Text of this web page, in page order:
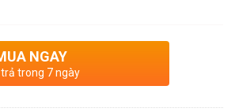
NGAY
trong 7 ngày